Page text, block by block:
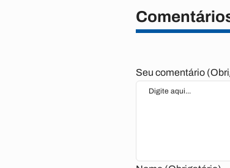
Seu comentário